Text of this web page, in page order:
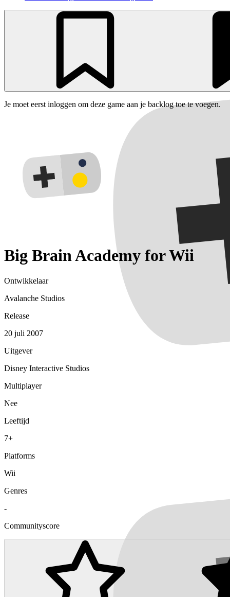
Je moet eerst inloggen om deze game aan je backlog toe te voegen.
Big Brain Academy for Wii
Ontwikkelaar
Avalanche Studios
Release
20 juli 2007
Uitgever
Disney Interactive Studios
Multiplayer
Nee
Leeftijd
7+
Platforms
Wii
Genres
-
Communityscore